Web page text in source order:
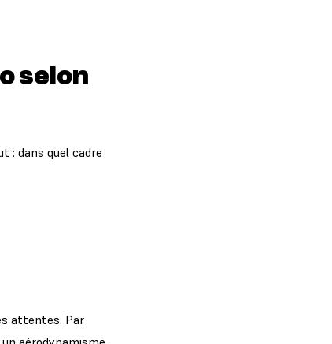
selon
: dans quel cadre
attentes. Par